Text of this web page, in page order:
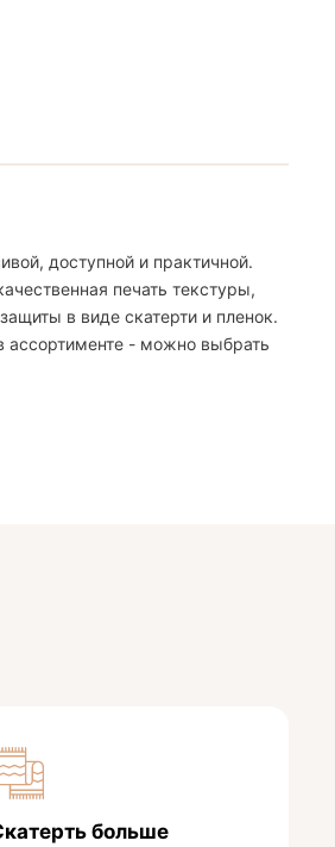
доступной и практичной.
печать текстуры,
в виде скатерти и пленок.
ассортименте - можно выбрать
больше